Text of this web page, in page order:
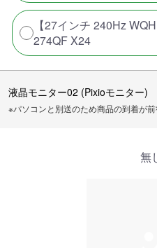
【27インチ 240Hz
274QF X24
液晶モニター02 (Pixioモニター)
※パソコンと別送のため商品の到着が前
無